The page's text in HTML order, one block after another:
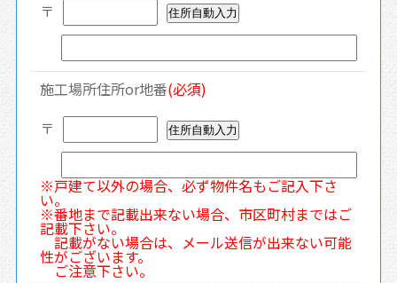
〒
施工場所住所or地番(必須)
〒
※戸建て以外の場合、必ず物件名もご記入下さ
い。
※番地まで記載出来ない場合、市区町村まではご
記載下さい。
記載がない場合は、メール送信が出来ない可能
性がございます。
ご注意下さい。